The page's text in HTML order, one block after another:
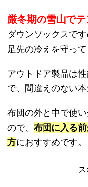
厳冬期の雪山で
ダウンソックスで
足先の冷えを守って
アウトドア製品は
で、間違えのない
布団の外と中で使
ので、 布団に入る
方におすすめです。